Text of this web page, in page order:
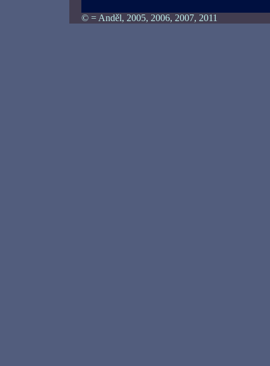
© = Anděl, 2005, 2006, 2007, 2011